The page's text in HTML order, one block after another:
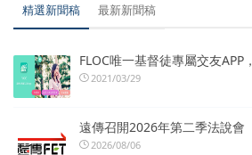
精選新聞稿 最新新聞稿
FLOC唯一基督徒專屬交友APP
2021/03/29
遠傳召開2026年第二季法說會
2026/08/06